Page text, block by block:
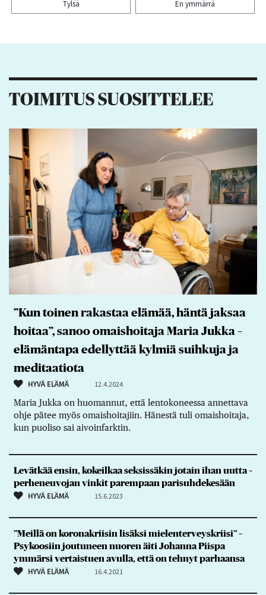
Tylsä En ymmärrä
TOIMITUS SUOSITTELEE
”Kun toinen rakastaa elämää, häntä jaksaa
hoitaa”, sanoo omaishoitaja Maria Jukka –
elämäntapa edellyttää kylmiä suihkuja ja
meditaatiota
HYVÄ ELÄMÄ 12.4.2024
Maria Jukka on huomannut, että lentokoneessa annettava
ohje pätee myös omaishoitajiin. Hänestä tuli omaishoitaja,
kun puoliso sai aivoinfarktin.
Levätkää ensin, kokeilkaa seksissäkin jotain ihan uutta –
perheneuvojan vinkit parempaan parisuhdekesään
HYVÄ ELÄMÄ 15.6.2023
”Meillä on koronakriisin lisäksi mielenterveyskriisi” –
Psykoosiin joutuneen nuoren äiti Johanna Piispa
ymmärsi vertaistuen avulla, että on tehnyt parhaansa
HYVÄ ELÄMÄ 16.4.2021